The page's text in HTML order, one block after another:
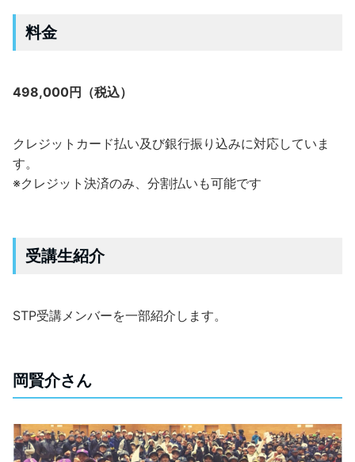
料金
498,000円（税込）
クレジットカード払い及び銀行振り込みに対応していま
す。
※クレジット決済のみ、分割払いも可能です
受講生紹介
STP受講メンバーを一部紹介します。
岡賢介さん